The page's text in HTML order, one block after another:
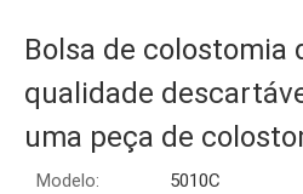
Bolsa de colostomia
qualidade
uma peça de
Modelo:
5010C